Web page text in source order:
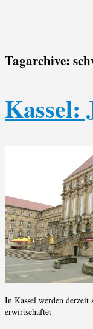
Tagarchive:
Kassel:
In Kassel werden derzeit
erwirtschaftet